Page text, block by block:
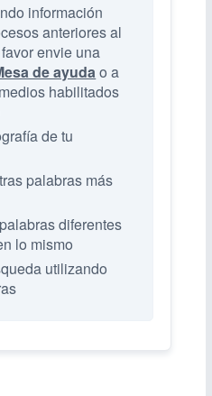
información
anteriores al
envie una
de ayudao a
habilitados
de tu
palabras más
diferentes
lo mismo
utilizando